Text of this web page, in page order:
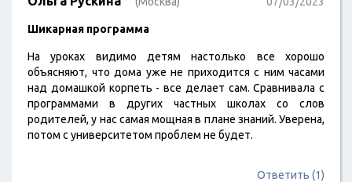
Шикарная программа
На уроках видимо детям настолько все хорошо
объясняют, что дома уже не приходится с ним часами
над домашкой корпеть - все делает сам. Сравнивала с
программами в других частных школах со слов
родителей, у нас самая мощная в плане знаний. Уверена,
потом с университетом проблем не будет.
Ответить (1)